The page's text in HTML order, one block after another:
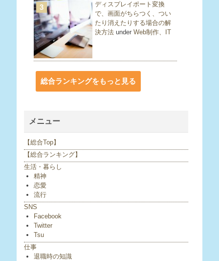
3
ディスプレイポート変換
で、画面がちらつく、つい
たり消えたりする場合の解
決方法 under Web制作、IT
総合ランキングをもっと見る
メニュー
【総合Top】
【総合ランキング】
生活・暮らし
精神
恋愛
流行
SNS
Facebook
Twitter
Tsu
仕事
退職時の知識